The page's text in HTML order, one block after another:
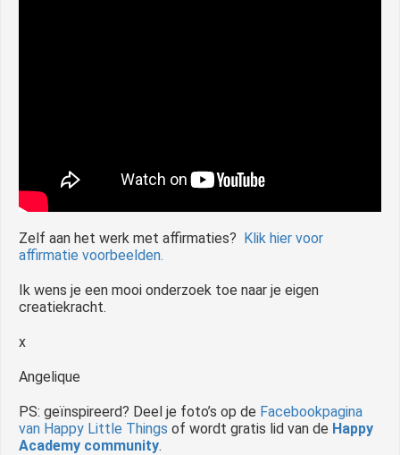
Zelf aan het werk met affirmaties? Klik hier voor
affirmatie voorbeelden.
Ik wens je een mooi onderzoek toe naar je eigen
creatiekracht.
x
Angelique
PS: geïnspireerd? Deel je foto’s op de Facebookpagina
van Happy Little Things of wordt gratis lid van de Happy
Academy community.